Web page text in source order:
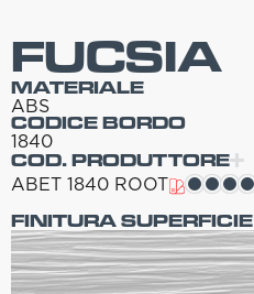
FUCSIA
MATERIALE
ABS
CODICE BORDO
1840
COD. PRODUTTORE
ABET 1840 ROOT
FINITURA SUPERFICIE